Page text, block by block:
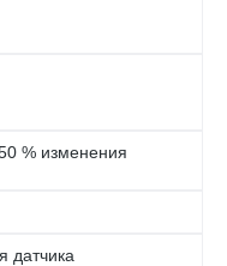
% изменения
датчика